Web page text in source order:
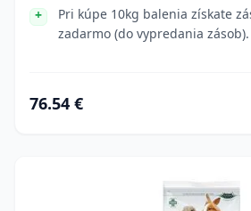
Pri kúpe 10kg balenia získate
zadarmo (do vypredania zásob).
76.54 €